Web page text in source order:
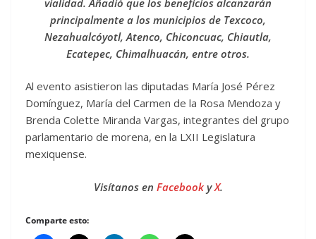
principalmente a los municipios de Texcoco,
Nezahualcóyotl, Atenco, Chiconcuac, Chiautla,
Ecatepec, Chimalhuacán, entre otros.
Al evento asistieron las diputadas María José Pérez
Domínguez, María del Carmen de la Rosa Mendoza y
Brenda Colette Miranda Vargas, integrantes del grupo
parlamentario de morena, en la LXII Legislatura
mexiquense.
Visítanos en FacebookyX.
Comparte esto: